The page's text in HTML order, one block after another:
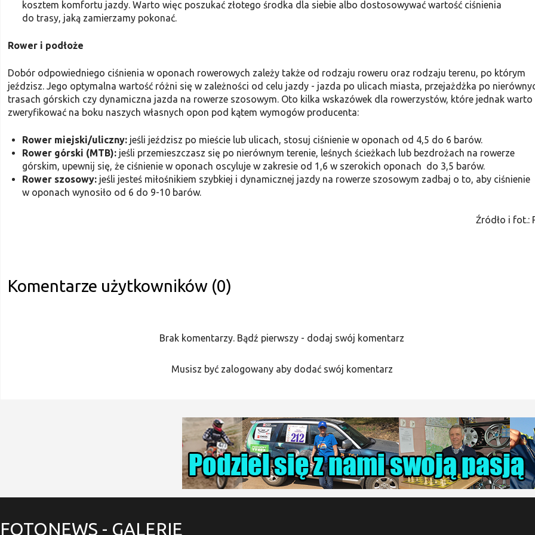
kosztem komfortu jazdy. Warto więc poszukać złotego środka dla siebie albo dostosowywać wartość ciśnienia
do trasy, jaką zamierzamy pokonać.
Rower i podłoże
Dobór odpowiedniego ciśnienia w oponach rowerowych zależy także od rodzaju roweru oraz rodzaju terenu, po którym
jeździsz. Jego optymalna wartość różni się w zależności od celu jazdy - jazda po ulicach miasta, przejażdżka po
trasach górskich czy dynamiczna jazda na rowerze szosowym. Oto kilka wskazówek dla rowerzystów, które jednak warto
zweryfikować na boku naszych własnych opon pod kątem wymogów producenta:
Rower miejski/uliczny: jeśli jeździsz po mieście lub ulicach, stosuj ciśnienie w oponach od 4,5 do 6 barów.
Rower górski (MTB): jeśli przemieszczasz się po nierównym terenie, leśnych ścieżkach lub bezdrożach na rowerze
górskim, upewnij się, że ciśnienie w oponach oscyluje w zakresie od 1,6 w szerokich oponach do 3,5 barów.
Rower szosowy: jeśli jesteś miłośnikiem szybkiej i dynamicznej jazdy na rowerze szosowym zadbaj o to, aby ciśnienie
w oponach wynosiło od 6 do 9-10 barów.
Źródło i fot.:
Komentarze użytkowników (0)
Brak komentarzy. Bądź pierwszy - dodaj swój komentarz
Musisz być zalogowany aby dodać swój komentarz
FOTONEWS - GALERIE